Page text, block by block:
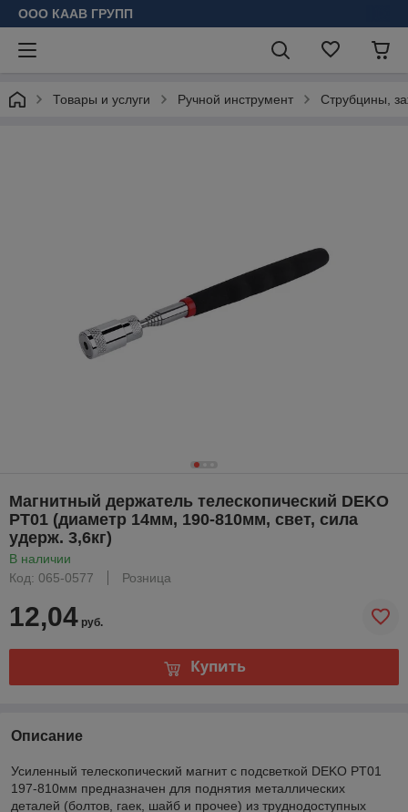
ООО КААВ ГРУПП
Товары и услуги Ручной инструмент Струбцины,
Магнитный держатель телескопический DEKO
PT01 (диаметр 14мм, 190-810мм, свет, сила
удерж. 3,6кг)
В наличии
Код: 065-0577
Розница
12,04 руб.
Купить
Описание
Усиленный телескопический магнит с подсветкой DEKO PT01
197-810мм предназначен для поднятия металлических
деталей (болтов, гаек, шайб и прочее) из труднодоступных